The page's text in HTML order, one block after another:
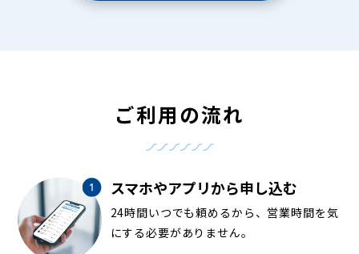
ご利用の流れ
スマホやアプリから申し込む
24時間いつでも頼めるから、営業時間を気
にする必要がありません。